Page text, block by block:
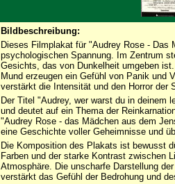
Bildbeschreibung:
Dieses Filmplakat für "Audrey Rose -
psychologischen Spannung. Im Zentrum
Gesichts, das von Dunkelheit umgeben
Mund erzeugen ein Gefühl von Panik und
verstärkt die Intensität und den Horror der
Der Titel "Audrey, wer warst du in deinem
und deutet auf ein Thema der
"Audrey Rose - das Mädchen aus dem
eine Geschichte voller Geheimnisse und
Die Komposition des Plakats ist bewusst
Farben und der starke Kontrast zwischen
Atmosphäre. Die unscharfe Darstellung
verstärkt das Gefühl der Bedrohung und